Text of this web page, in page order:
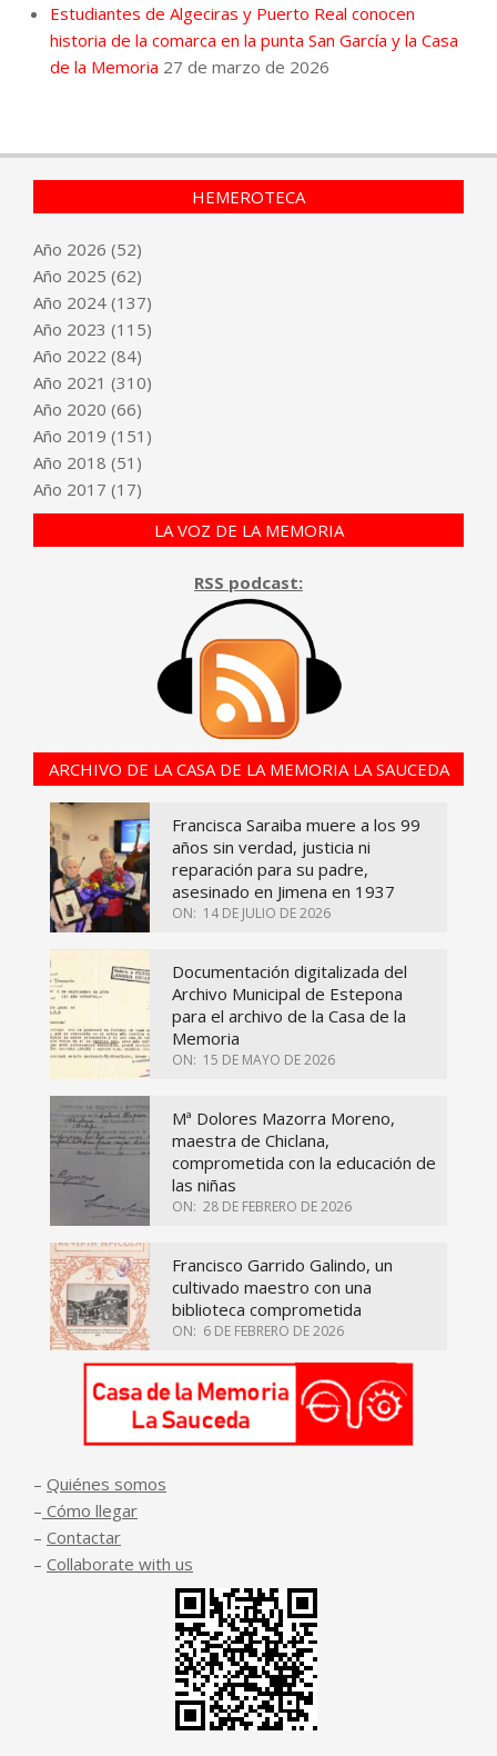
Estudiantes de Algeciras y Puerto Real conocen
historia de la comarca en la punta San García y la Casa
de la Memoria 27 de marzo de 2026
HEMEROTECA
Año 2026 (52)
Año 2025 (62)
Año 2024 (137)
Año 2023 (115)
Año 2022 (84)
Año 2021 (310)
Año 2020 (66)
Año 2019 (151)
Año 2018 (51)
Año 2017 (17)
LA VOZ DE LA MEMORIA
RSS podcast:
ARCHIVO DE LA CASA DE LA MEMORIA LA SAUCEDA
Francisca Saraiba muere a los 99
años sin verdad, justicia ni
reparación para su padre,
asesinado en Jimena en 1937
ON: 14 DE JULIO DE 2026
Documentación digitalizada del
Archivo Municipal de Estepona
para el archivo de la Casa de la
Memoria
ON: 15 DE MAYO DE 2026
Mª Dolores Mazorra Moreno,
maestra de Chiclana,
comprometida con la educación de
las niñas
ON: 28 DE FEBRERO DE 2026
Francisco Garrido Galindo, un
cultivado maestro con una
biblioteca comprometida
ON: 6 DE FEBRERO DE 2026
– Quiénes somos
– Cómo llegar
– Contactar
– Collaborate with us